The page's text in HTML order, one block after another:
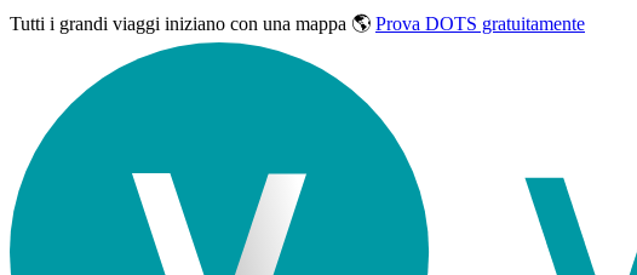
Tutti i grandi viaggi iniziano con una mappa 🌎 Prova DOTS gratuitamente